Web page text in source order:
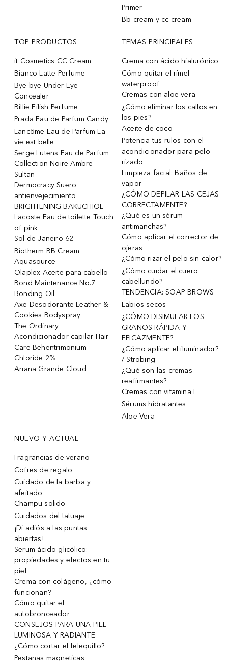
Primer
Bb cream y cc cream
TOP PRODUCTOS
it Cosmetics CC Cream
Bianco Latte Perfume
Bye bye Under Eye
Concealer
Billie Eilish Perfume
Prada Eau de Parfum Candy
Lancôme Eau de Parfum La
vie est belle
Serge Lutens Eau de Parfum
Collection Noire Ambre
Sultan
Dermocracy Suero
antienvejecimiento
BRIGHTENING BAKUCHIOL
Lacoste Eau de toilette Touch
of pink
Sol de Janeiro 62
Biotherm BB Cream
Aquasource
Olaplex Aceite para cabello
Bond Maintenance No.7
Bonding Oil
Axe Desodorante Leather &
Cookies Bodyspray
The Ordinary
Acondicionador capilar Hair
Care Behentrimonium
Chloride 2%
Ariana Grande Cloud
TEMAS PRINCIPALES
Crema con ácido hialurónico
Cómo quitar el rímel
waterproof
Cremas con aloe vera
¿Cómo eliminar los callos en
los pies?
Aceite de coco
Potencia tus rulos con el
acondicionador para pelo
rizado
Limpieza facial: Baños de
vapor
¿CÓMO DEPILAR LAS CEJAS
CORRECTAMENTE?
¿Qué es un sérum
antimanchas?
Cómo aplicar el corrector de
ojeras
¿Cómo rizar el pelo sin calor?
¿Cómo cuidar el cuero
cabellundo?
TENDENCIA: SOAP BROWS
Labios secos
¿CÓMO DISIMULAR LOS
GRANOS RÁPIDA Y
EFICAZMENTE?
¿Cómo aplicar el iluminador?
/ Strobing
¿Qué son las cremas
reafirmantes?
Cremas con vitamina E
Sérums hidratantes
Aloe Vera
NUEVO Y ACTUAL
Fragrancias de verano
Cofres de regalo
Cuidado de la barba y
afeitado
Champu solido
Cuidados del tatuaje
¡Di adiós a las puntas
abiertas!
Serum ácido glicólico:
propiedades y efectos en tu
piel
Crema con colágeno, ¿cómo
funcionan?
Cómo quitar el
autobronceador
CONSEJOS PARA UNA PIEL
LUMINOSA Y RADIANTE
¿Cómo cortar el felequillo?
Pestanas magneticas